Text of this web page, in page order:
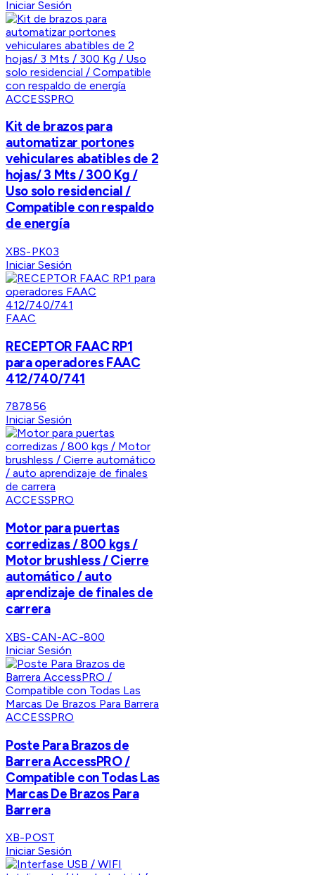
Iniciar Sesión
ACCESSPRO
Kit de brazos para
automatizar portones
vehiculares abatibles de 2
hojas/ 3 Mts / 300 Kg /
Uso solo residencial /
Compatible con respaldo
de energía
XBS-PK03
Iniciar Sesión
FAAC
RECEPTOR FAAC RP1
para operadores FAAC
412/740/741
787856
Iniciar Sesión
ACCESSPRO
Motor para puertas
corredizas / 800 kgs /
Motor brushless / Cierre
automático / auto
aprendizaje de finales de
carrera
XBS-CAN-AC-800
Iniciar Sesión
ACCESSPRO
Poste Para Brazos de
Barrera AccessPRO /
Compatible con Todas Las
Marcas De Brazos Para
Barrera
XB-POST
Iniciar Sesión